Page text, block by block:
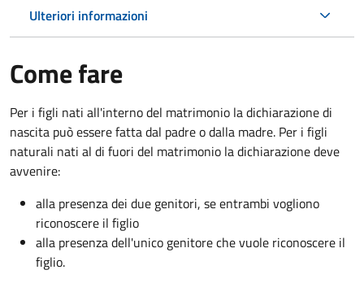
Ulteriori informazioni
Come fare
Per i figli nati all'interno del matrimonio la dichiarazione di
nascita può essere fatta dal padre o dalla madre. Per i figli
naturali nati al di fuori del matrimonio la dichiarazione deve
avvenire:
alla presenza dei due genitori, se entrambi vogliono
riconoscere il figlio
alla presenza dell'unico genitore che vuole riconoscere il
figlio.